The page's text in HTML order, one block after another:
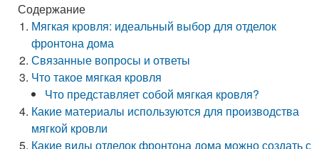
Содержание
Мягкая кровля: идеальный выбор для отделок
фронтона дома
Связанные вопросы и ответы
Что такое мягкая кровля
Что представляет собой мягкая кровля?
Какие материалы используются для производства
мягкой кровли
Какие виды отделок фронтона дома можно создать с